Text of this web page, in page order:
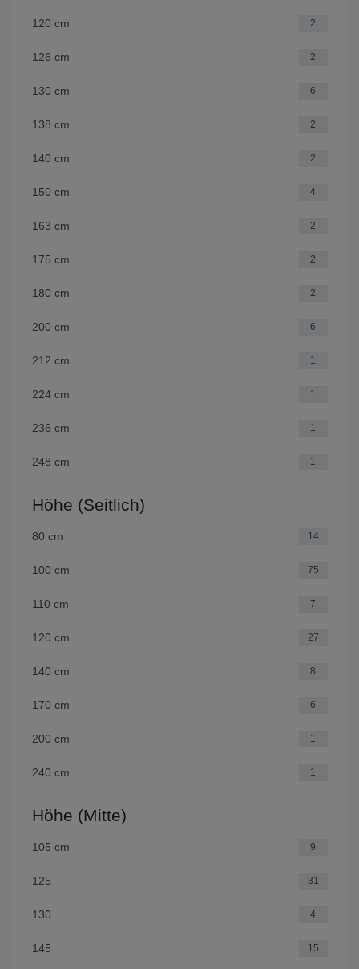
120 cm 2
126 cm 2
130 cm 6
138 cm 2
140 cm 2
150 cm 4
163 cm 2
175 cm 2
180 cm 2
200 cm 6
212 cm 1
224 cm 1
236 cm 1
248 cm 1
Höhe (Seitlich)
80 cm 14
100 cm 75
110 cm 7
120 cm 27
140 cm 8
170 cm 6
200 cm 1
240 cm 1
Höhe (Mitte)
105 cm 9
125 31
130 4
145 15